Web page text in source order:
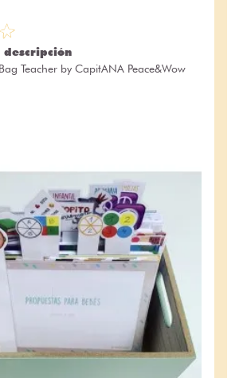
Teacher by CapitANA Peace&Wow